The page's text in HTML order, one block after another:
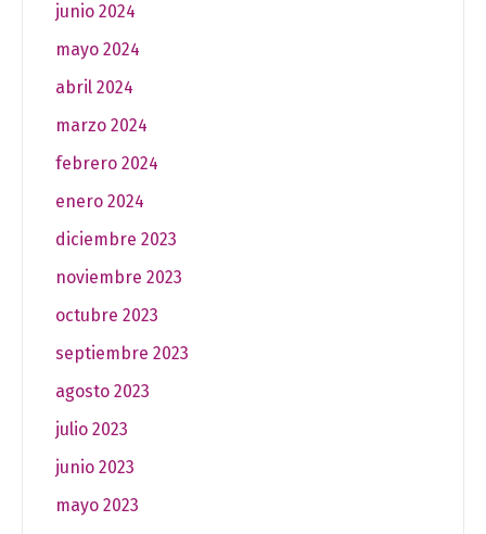
junio 2024
mayo 2024
abril 2024
marzo 2024
febrero 2024
enero 2024
diciembre 2023
noviembre 2023
octubre 2023
septiembre 2023
agosto 2023
julio 2023
junio 2023
mayo 2023